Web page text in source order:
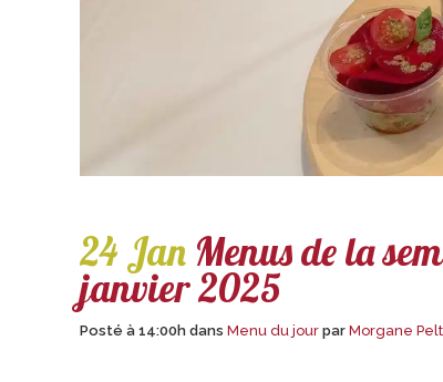
24 Jan Menus de la
janvier 2025
Posté à 14:00h dans Menu du jour par Morgane